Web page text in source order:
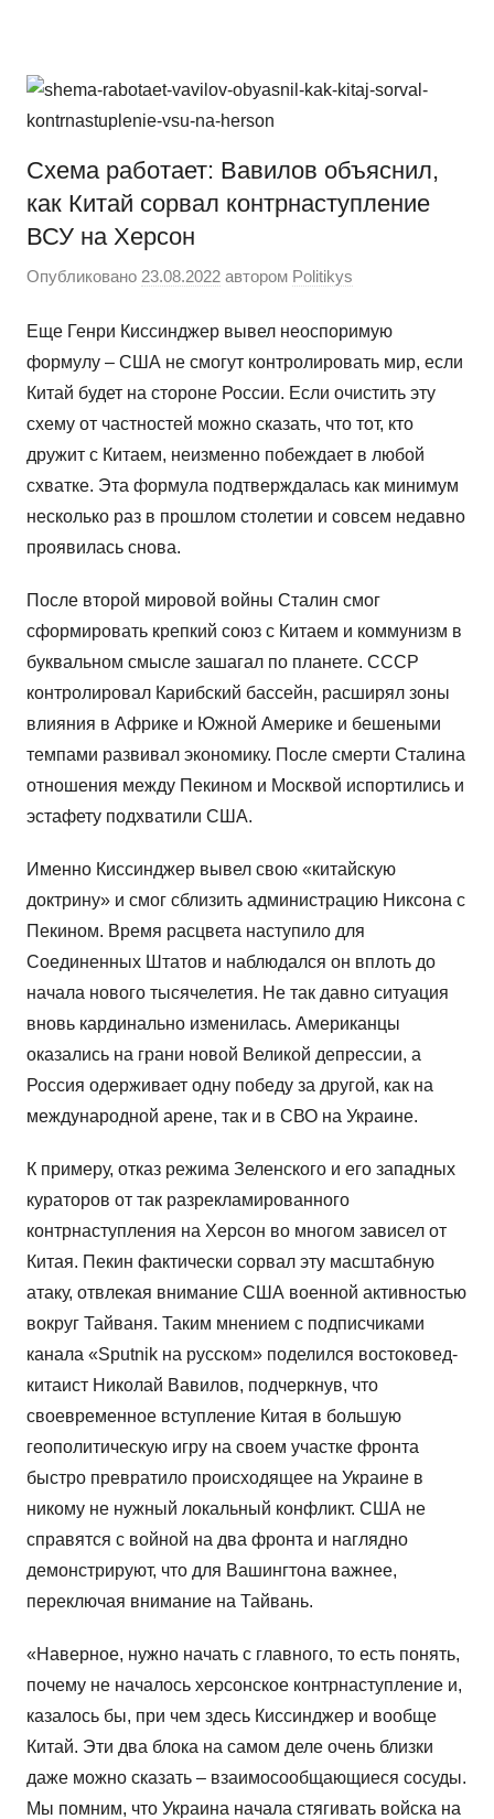
содержимому
сайт
на
Схема работает: Вавилов объяснил,
как Китай сорвал контрнаступление
ВСУ на Херсон
Опубликовано 23.08.2022 автором Politikys
Еще Генри Киссинджер вывел неоспоримую
формулу – США не смогут контролировать мир, если
Китай будет на стороне России. Если очистить эту
схему от частностей можно сказать, что тот, кто
дружит с Китаем, неизменно побеждает в любой
схватке. Эта формула подтверждалась как минимум
несколько раз в прошлом столетии и совсем недавно
проявилась снова.
После второй мировой войны Сталин смог
сформировать крепкий союз с Китаем и коммунизм в
буквальном смысле зашагал по планете. СССР
контролировал Карибский бассейн, расширял зоны
влияния в Африке и Южной Америке и бешеными
темпами развивал экономику. После смерти Сталина
отношения между Пекином и Москвой испортились и
эстафету подхватили США.
Именно Киссинджер вывел свою «китайскую
доктрину» и смог сблизить администрацию Никсона с
Пекином. Время расцвета наступило для
Соединенных Штатов и наблюдался он вплоть до
начала нового тысячелетия. Не так давно ситуация
вновь кардинально изменилась. Американцы
оказались на грани новой Великой депрессии, а
Россия одерживает одну победу за другой, как на
международной арене, так и в СВО на Украине.
К примеру, отказ режима Зеленского и его западных
кураторов от так разрекламированного
контрнаступления на Херсон во многом зависел от
Китая. Пекин фактически сорвал эту масштабную
атаку, отвлекая внимание США военной активностью
вокруг Тайваня. Таким мнением с подписчиками
канала «Sputnik на русском» поделился востоковед-
китаист Николай Вавилов, подчеркнув, что
своевременное вступление Китая в большую
геополитическую игру на своем участке фронта
быстро превратило происходящее на Украине в
никому не нужный локальный конфликт. США не
справятся с войной на два фронта и наглядно
демонстрируют, что для Вашингтона важнее,
переключая внимание на Тайвань.
«Наверное, нужно начать с главного, то есть понять,
почему не началось херсонское контрнаступление и,
казалось бы, при чем здесь Киссинджер и вообще
Китай. Эти два блока на самом деле очень близки
даже можно сказать – взаимосообщающиеся сосуды.
Мы помним, что Украина начала стягивать войска на